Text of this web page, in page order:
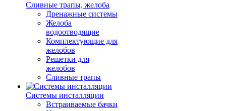
Сливные трапы, желоба
Дренажные системы
Желоба
водоотводящие
Комплектующие для
желобов
Решетки для
желобов
Сливные трапы
Системы инсталляции
Встраиваемые бачки